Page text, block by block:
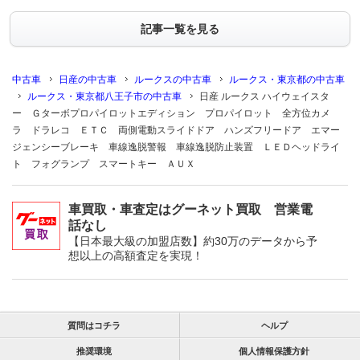
記事一覧を見る
中古車 日産の中古車 ルークスの中古車
ルークス・東京都の中古車
ルークス・東京都八王子市の中古車
日産 ルークス ハイウェイスタ
ー Ｇターボプロパイロットエディション プロパイロット 全方位カメ
ラ ドラレコ ＥＴＣ 両側電動スライドドア ハンズフリードア エマー
ジェンシーブレーキ 車線逸脱警報 車線逸脱防止装置 ＬＥＤヘッドライ
ト フォグランプ スマートキー ＡＵＸ
車買取・車査定はグーネット買取 営業電
話なし
【日本最大級の加盟店数】約30万のデータから予
想以上の高額査定を実現！
質問はコチラ ヘルプ
推奨環境 個人情報保護方針